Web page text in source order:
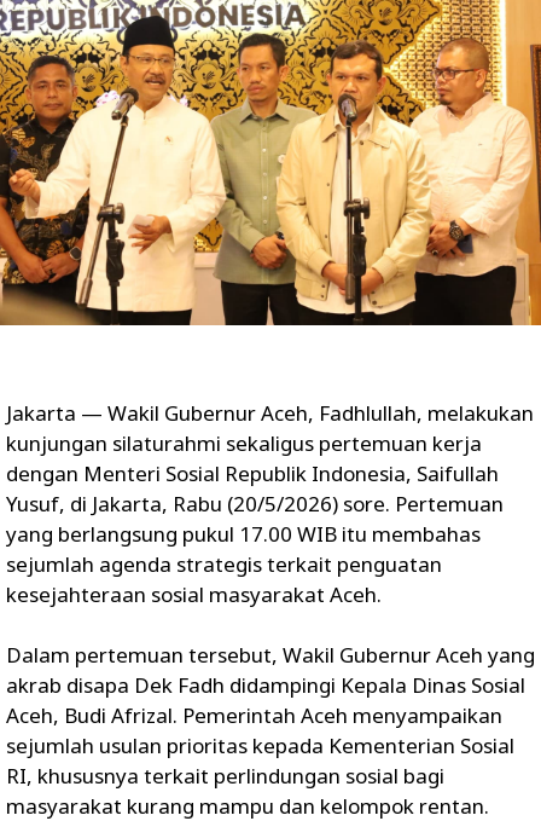
Jakarta — Wakil Gubernur Aceh, Fadhlullah, melakukan
kunjungan silaturahmi sekaligus pertemuan kerja
dengan Menteri Sosial Republik Indonesia, Saifullah
Yusuf, di Jakarta, Rabu (20/5/2026) sore. Pertemuan
yang berlangsung pukul 17.00 WIB itu membahas
sejumlah agenda strategis terkait penguatan
kesejahteraan sosial masyarakat Aceh.
Dalam pertemuan tersebut, Wakil Gubernur Aceh yang
akrab disapa Dek Fadh didampingi Kepala Dinas Sosial
Aceh, Budi Afrizal. Pemerintah Aceh menyampaikan
sejumlah usulan prioritas kepada Kementerian Sosial
RI, khususnya terkait perlindungan sosial bagi
masyarakat kurang mampu dan kelompok rentan.